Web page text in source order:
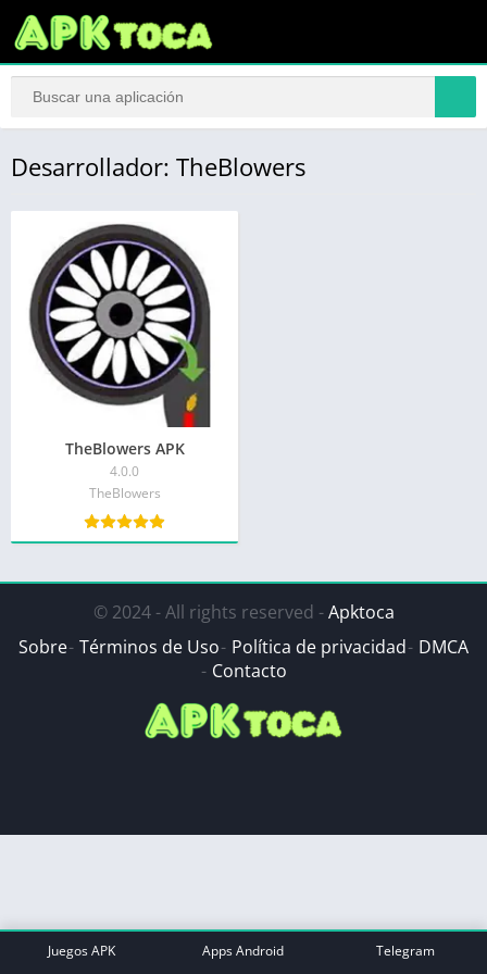
Desarrollador: TheBlowers
TheBlowers APK
4.0.0
TheBlowers
© 2024 - All rights reserved -Apktoca
Sobre Términos de Uso Política de privacidad DMCA
Contacto
Juegos APK Apps Android Telegram